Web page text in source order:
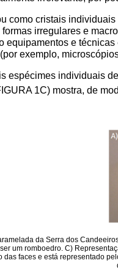
como cristais
irregulares e
equipamentos e
exemplo,
espécimes individuais
1C) mostra, de
da Serra dos
um romboedro. C)
faces e está representado